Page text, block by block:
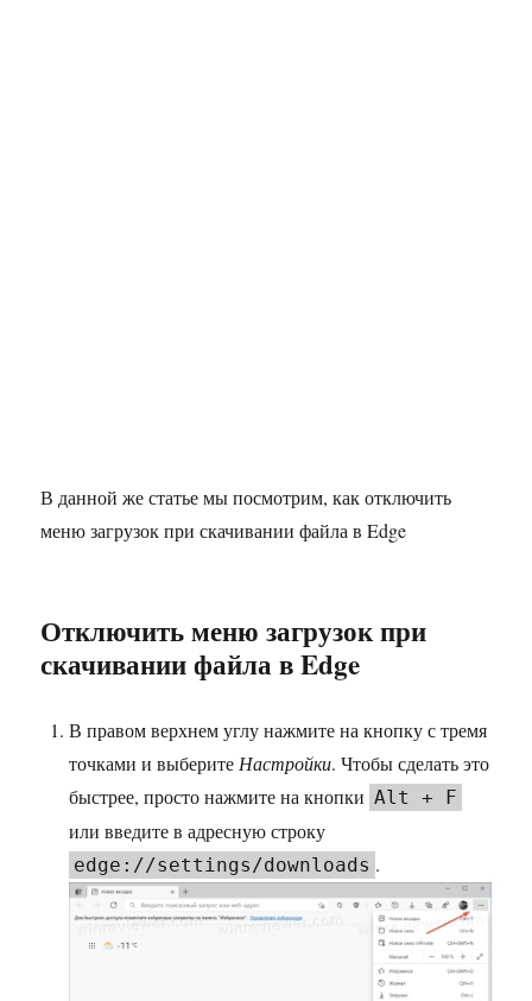
В данной же статье мы посмотрим, как отключить
меню загрузок при скачивании файла в Edge
Отключить меню загрузок при
скачивании файла в Edge
В правом верхнем углу нажмите на кнопку с тремя
точками и выберите Настройки. Чтобы сделать это
быстрее, просто нажмите на кнопки Alt + F
или введите в адресную строку
edge://settings/downloads .